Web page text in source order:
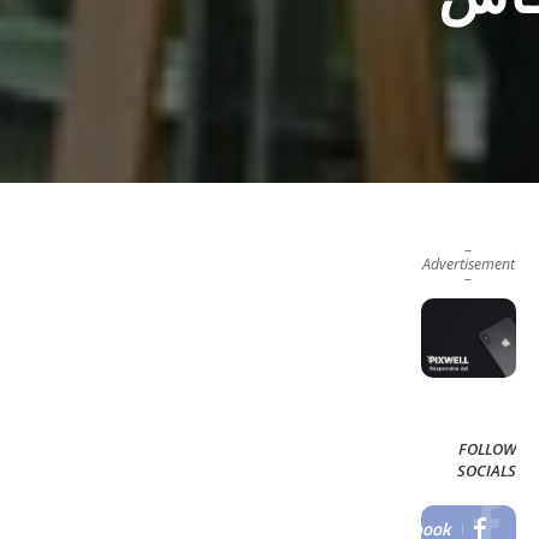
–
Advertisement
–
FOLLOW
SOCIALS
Facebook